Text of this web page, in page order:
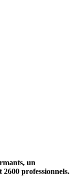
un
2600 professionnels.